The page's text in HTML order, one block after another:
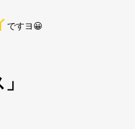
ですヨ😀
」